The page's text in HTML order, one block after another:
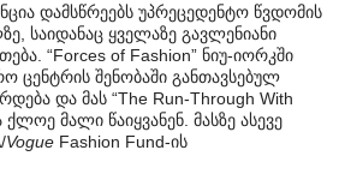
დამსწრეებს უპრეცედენტო წვდომის
საიდანაც ყველაზე გავლენიანი
“Forces of Fashion” ნიუ-იორკში
ცენტრის შენობაში განთავსებულ
და მას “The Run-Through With
მალი წაიყვანენ. მასზე ასევე
Vogue Fashion Fund-ის